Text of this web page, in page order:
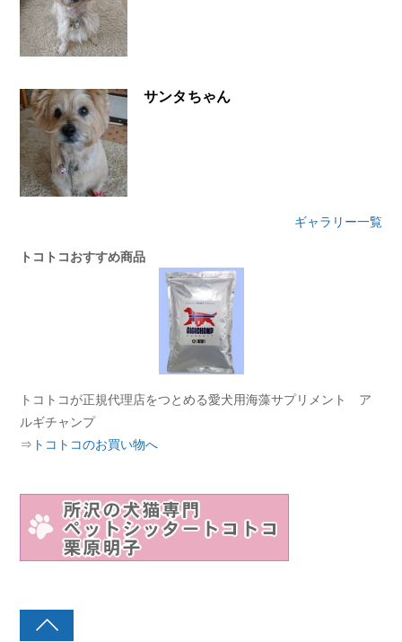
サンタちゃん
ギャラリー一覧
トコトコおすすめ商品
トコトコが正規代理店をつとめる愛犬用海藻サプリメント ア
ルギチャンプ
⇒ トコトコのお買い物へ